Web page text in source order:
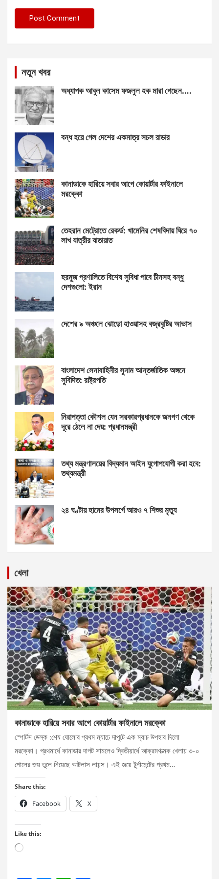
নতুন খবর
অধ্যাপক আবুল কাসেম ফজলুল হক মারা গেছেন….
বন্ধ হয়ে গেল দেশের একমাত্র সচল রাডার
কানাডাকে হারিয়ে সবার আগে কোয়ার্টার ফাইনালে
মরক্কো
তেহরান মেট্রোতে রেকর্ড: খামেনির শেষবিদায় ঘিরে ৭০
লাখ যাত্রীর যাতায়াত
হরমুজ প্রণালিতে বিশেষ সুবিধা পাবে চীনসহ বন্ধু
দেশগুলো: ইরান
দেশের ৯ অঞ্চলে ঝোড়ো হাওয়াসহ বজ্রবৃষ্টির আভাস
বাংলাদেশ সেনাবাহিনীর সুনাম আন্তর্জাতিক অঙ্গনে
সুবিদিত: রাষ্ট্রপতি
নিরাপত্তা কৌশল যেন সরকারপ্রধানকে জনগণ থেকে
দূরে ঠেলে না দেয়: প্রধানমন্ত্রী
তথ্য মন্ত্রণালয়ের বিদ্যমান আইন যুগোপযোগী করা হবে:
তথ্যমন্ত্রী
২৪ ঘণ্টায় হামের উপসর্গে আরও ৭ শিশুর মৃত্যু
খেলা
কানাডাকে হারিয়ে সবার আগে কোয়ার্টার ফাইনালে মরক্কো
স্পোর্টস ডেস্ক :শেষ ষোলোর প্রথম ম্যাচে দাপুটে এক ম্যাচ উপহার দিলো
মরক্কো। প্রথমার্ধে কানাডার দাপট সামলেও দ্বিতীয়ার্ধে আক্রমণাত্মক খেলায় ৩-০
গোলের জয় তুলে নিয়েছে আটলাস লায়ন্স। এই জয়ে টুর্নামেন্টের প্রথম…
Share this:
Facebook X
Like this:
Loading…